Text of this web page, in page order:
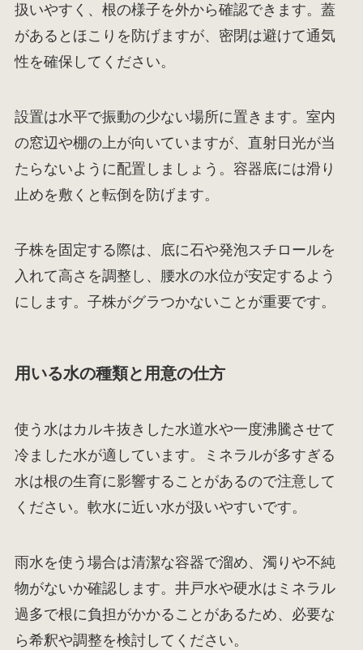
扱いやすく、根の様子を外から確認できます。蓋
があるとほこりを防げますが、密閉は避けて通気
性を確保してください。
設置は水平で振動の少ない場所に置きます。室内
の窓辺や棚の上が向いていますが、直射日光が当
たらないように配置しましょう。容器底には滑り
止めを敷くと転倒を防げます。
子株を固定する際は、底に石や発泡スチロールを
入れて高さを調整し、腰水の水位が安定するよう
にします。子株がグラつかないことが重要です。
用いる水の種類と用意の仕方
使う水はカルキ抜きした水道水や一度沸騰させて
冷ました水が適しています。ミネラルが多すぎる
水は根の生育に影響することがあるので注意して
ください。軟水に近い水が扱いやすいです。
雨水を使う場合は清潔な容器で溜め、濁りや不純
物がないか確認します。井戸水や硬水はミネラル
過多で根に負担がかかることがあるため、必要な
ら希釈や調整を検討してください。